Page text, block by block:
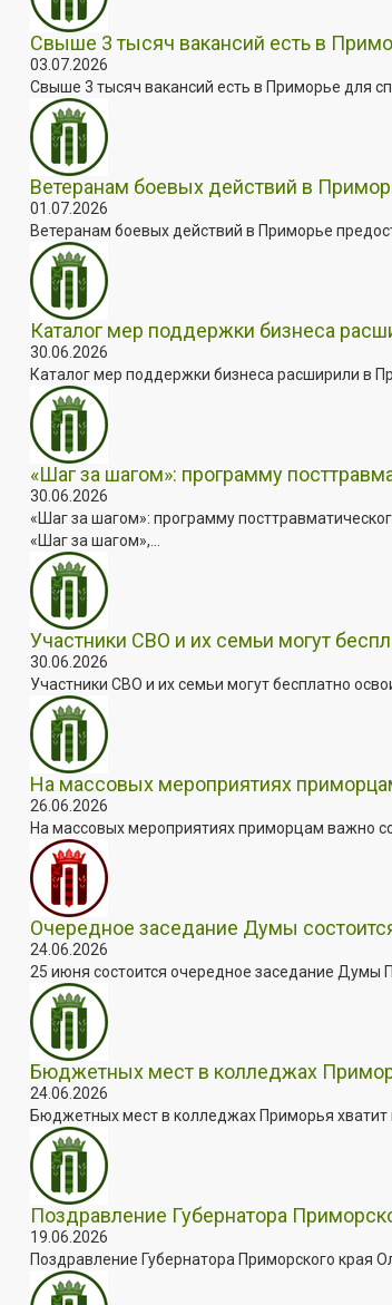
Свыше 3 тысяч вакансий есть в
03.07.2026
Свыше 3 тысяч вакансий есть в Приморье для
Ветеранам боевых действий в
01.07.2026
Ветеранам боевых действий в Приморье
Каталог мер поддержки бизнеса
30.06.2026
Каталог мер поддержки бизнеса расширили в
«Шаг за шагом»: программу
30.06.2026
«Шаг за шагом»: программу
«Шаг за шагом»,...
Участники СВО и их семьи могут
30.06.2026
Участники СВО и их семьи могут бесплатно
На массовых мероприятиях
26.06.2026
На массовых мероприятиях приморцам важно
Очередное заседание Думы
24.06.2026
25 июня состоится очередное заседание Думы
Бюджетных мест в колледжах
24.06.2026
Бюджетных мест в колледжах Приморья хватит
Поздравление Губернатора
19.06.2026
Поздравление Губернатора Приморского края